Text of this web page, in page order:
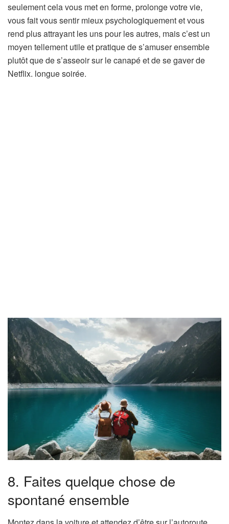
seulement cela vous met en forme, prolonge votre vie,
vous fait vous sentir mieux psychologiquement et vous
rend plus attrayant les uns pour les autres, mais c’est un
moyen tellement utile et pratique de s’amuser ensemble
plutôt que de s’asseoir sur le canapé et de se gaver de
Netflix. longue soirée.
8. Faites quelque chose de
spontané ensemble